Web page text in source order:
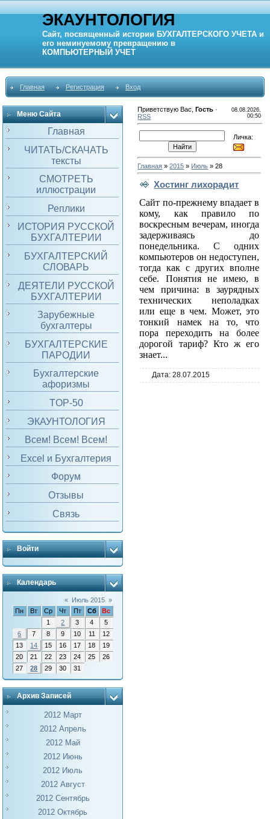
ЭКАУНТОЛОГИЯ
Сайт, посвященный истории БУХГАЛТЕРСКОГО УЧЕТА и
его неминуемому превращению в
КОМПЬЮТЕРНЫЙ УЧЕТ
Главная Регистрация Вход
Меню Сайта
Главная
ЧИТАТЬ/СКАЧАТЬ
тексты
СМОТРЕТЬ
иллюстрации
Реплики
ИСТОРИЯ РУССКОЙ
БУХГАЛТЕРИИ
БУХГАЛТЕРСКИЙ
СЛОВАРЬ
ДЕЯТЕЛИ РУССКОЙ
БУХГАЛТЕРИИ
Зарубежные
бухгалтеры
БУХГАЛТЕРСКИЕ
ПАРОДИИ
Бухгалтерские
афоризмы
TOP-50
ЭКАУНТОЛОГИЯ
Всем! Всем! Всем!
Excel и Бухгалтерия
Форум
Отзывы
Связь
Войти
Календарь
« Июль 2015 »
Пн
Вт Ср Чт Пт Сб
Вс
1
2 3 4
5
6
7 8 9 10 11
12
13
14 15 16 17 18
19
20
21 22 23 24 25
26
27
28 29 30 31
Архив Записей
2012 Март
2012 Апрель
2012 Май
2012 Июнь
2012 Июль
2012 Август
2012 Сентябрь
2012 Октябрь
Приветствую Вас ,Гость ·
RSS
08.08.2026,
00:50
Личка:
Главная »2015 » Июль » 28
Хостинг лихорадит
Сайт по-прежнему впадает в
кому, как правило по
воскресным вечерам, иногда
задерживаясь до
понедельника. С одних
компьютеров он недоступен,
тогда как с других вполне
себе. Понятия не имею, в
чем причина: в заурядных
технических неполадках
или еще в чем. Может, это
тонкий намек на то, что
пора переходить на более
дорогой тариф? Кто ж его
знает...
Дата:28.07.2015